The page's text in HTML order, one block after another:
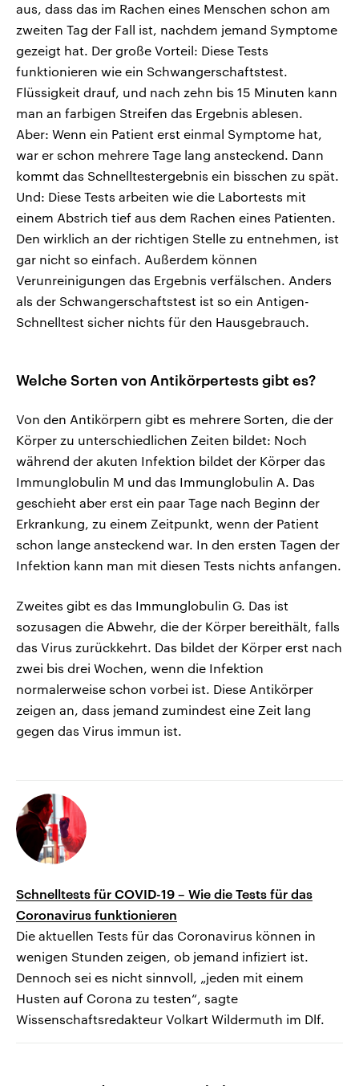
aus, dass das im Rachen eines Menschen schon am
zweiten Tag der Fall ist, nachdem jemand Symptome
gezeigt hat. Der große Vorteil: Diese Tests
funktionieren wie ein Schwangerschaftstest.
Flüssigkeit drauf, und nach zehn bis 15 Minuten kann
man an farbigen Streifen das Ergebnis ablesen.
Aber: Wenn ein Patient erst einmal Symptome hat,
war er schon mehrere Tage lang ansteckend. Dann
kommt das Schnelltestergebnis ein bisschen zu spät.
Und: Diese Tests arbeiten wie die Labortests mit
einem Abstrich tief aus dem Rachen eines Patienten.
Den wirklich an der richtigen Stelle zu entnehmen, ist
gar nicht so einfach. Außerdem können
Verunreinigungen das Ergebnis verfälschen. Anders
als der Schwangerschaftstest ist so ein Antigen-
Schnelltest sicher nichts für den Hausgebrauch.
Welche Sorten von Antikörpertests gibt es?
Von den Antikörpern gibt es mehrere Sorten, die der
Körper zu unterschiedlichen Zeiten bildet: Noch
während der akuten Infektion bildet der Körper das
Immunglobulin M und das Immunglobulin A. Das
geschieht aber erst ein paar Tage nach Beginn der
Erkrankung, zu einem Zeitpunkt, wenn der Patient
schon lange ansteckend war. In den ersten Tagen der
Infektion kann man mit diesen Tests nichts anfangen.
Zweites gibt es das Immunglobulin G. Das ist
sozusagen die Abwehr, die der Körper bereithält, falls
das Virus zurückkehrt. Das bildet der Körper erst nach
zwei bis drei Wochen, wenn die Infektion
normalerweise schon vorbei ist. Diese Antikörper
zeigen an, dass jemand zumindest eine Zeit lang
gegen das Virus immun ist.
Schnelltests für COVID-19 – Wie die Tests für das
Coronavirus funktionieren
Die aktuellen Tests für das Coronavirus können in
wenigen Stunden zeigen, ob jemand infiziert ist.
Dennoch sei es nicht sinnvoll, „jeden mit einem
Husten auf Corona zu testen“, sagte
Wissenschaftsredakteur Volkart Wildermuth im Dlf.